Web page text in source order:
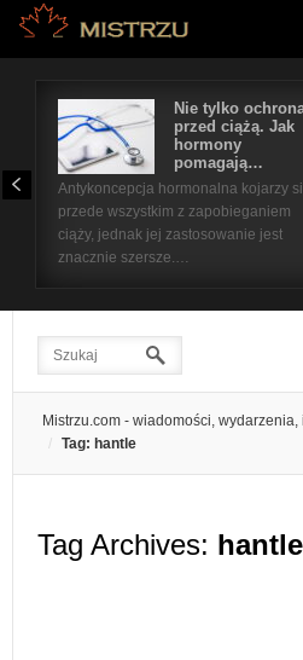
Nie tylko
przed ciążą. Jak
hormony
pomagają…
Antykoncepcja hormonalna kojarzy
przede wszystkim z zapobieganiem
ciąży, jednak jej zastosowanie jest
znacznie szersze.…
Mistrzu.com - wiadomości,
Tag: hantle
Tag Archives: hantle